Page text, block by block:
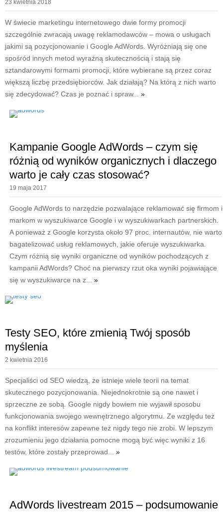
23 kwietnia 2018
W świecie marketingu internetowego dwie formy promocji
szczególnie zwracają uwagę reklamodawców – mowa o usługach
jakimi są pozycjonowanie i Google AdWords. Wyróżniają się one
spośród innych metod wyraźną skutecznością i stają się
sztandarowymi formami promocji, które wybierane są przez coraz
większą liczbę przedsiębiorców. Jak działają? Na którą z nich warto
się zdecydować? Czas je poznać i spraw... »
Kampanie Google AdWords – czym się
różnią od wyników organicznych i dlaczego
warto je cały czas stosować?
19 maja 2017
Google AdWords to narzędzie pozwalające reklamować się firmom i
markom w wyszukiwarce Google i w wyszukiwarkach partnerskich.
A ponieważ z Google korzysta około 97 proc. internautów, nie warto
bagatelizować usług reklamowych, jakie oferuje wyszukiwarka.
Czym różnią się wyniki organiczne od wyników pochodzących z
kampanii AdWords? Choć na pierwszy rzut oka wyniki pojawiające
się w wyszukiwarce na z... »
Testy SEO, które zmienią Twój sposób
myślenia
2 kwietnia 2016
Specjaliści od SEO wiedzą, że istnieje wiele teorii na temat
skutecznego pozycjonowania. Niejednokrotnie są one nawet i
sprzeczne ze sobą. Google nigdy bowiem nie wyjawił sposobu
funkcjonowania swojego wewnętrznego algorytmu. Ze względu też
na konflikt interesów zapewne też nigdy tego nie zrobi. W lepszym
zrozumieniu jego działania pomocne mogą być więc wyniki z 16
testów, które zostały przeprowad... »
AdWords livestream 2015 – podsumowanie